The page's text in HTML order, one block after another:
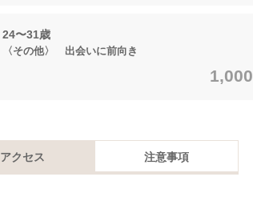
24〜31歳
〈その他〉 出会いに前向き
1,000
アクセス 注意事項